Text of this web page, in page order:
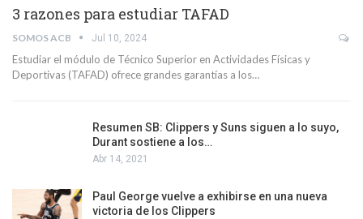
3 razones para estudiar TAFAD
SOMOS ACB Jul 10, 2024
Estudiar el módulo de Técnico Superior en Actividades Físicas y
Deportivas (TAFAD) ofrece grandes garantías a los…
Resumen SB: Clippers y Suns siguen a lo suyo,
Durant sostiene a los…
Abr 14, 2021
Paul George vuelve a exhibirse en una nueva
victoria de los Clippers